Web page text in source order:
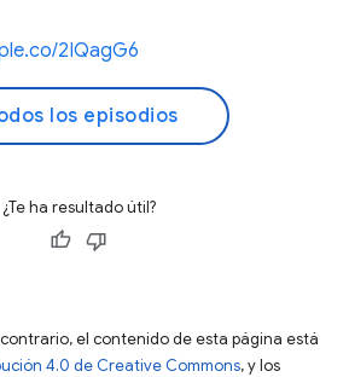
2IQagG6
los episodios
¿Te ha resultado útil?
el contenido de esta página está
4.0 de Creative Commons, y los